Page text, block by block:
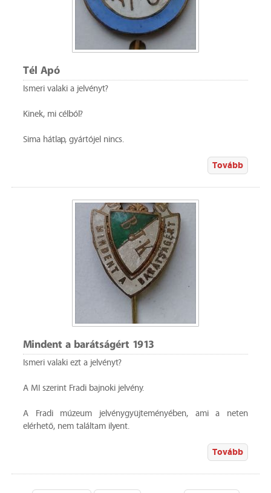
Tél Apó
Ismeri valaki a jelvényt?
Kinek, mi célból?
Sima hátlap, gyártójel nincs.
Tovább
Mindent a barátságért 1913
Ismeri valaki ezt a jelvényt?
A MI szerint Fradi bajnoki jelvény.
A Fradi múzeum jelvénygyüjteményében, ami a neten
elérhető, nem találtam ilyent.
Tovább